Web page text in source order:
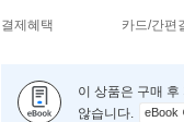
결제혜택 카드/간편
이 상품은 구매 후
않습니다.
eBook